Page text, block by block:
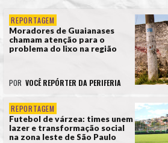
REPORTAGEM
Moradores de Guaianases
chamam atenção para o
problema do lixo na região
POR VOCÊ REPÓRTER DA PERIFERIA
REPORTAGEM
Futebol de várzea: times unem
lazer e transformação social
na zona leste de São Paulo